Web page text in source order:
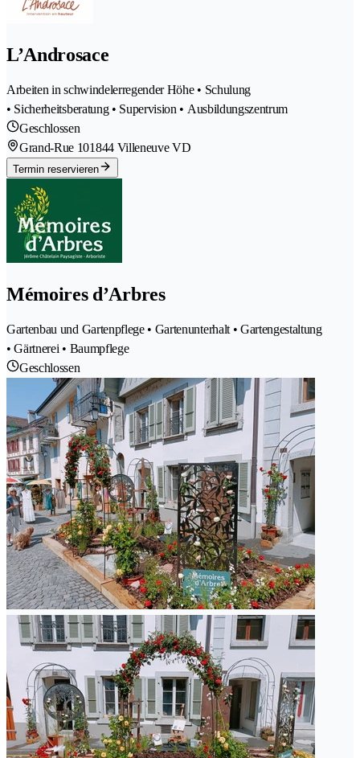
L’Androsace
Arbeiten in schwindelerregender Höhe • Schulung
• Sicherheitsberatung • Supervision • Ausbildungszentrum
Geschlossen
Grand-Rue 101844 Villeneuve VD
Termin reservieren
Mémoires d’Arbres
Gartenbau und Gartenpflege • Gartenunterhalt • Gartengestaltung
• Gärtnerei • Baumpflege
Geschlossen